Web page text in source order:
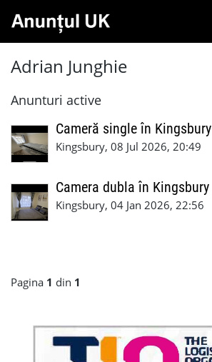
Adrian Junghie
Anunturi active
Cameră single în Kingsbury
Kingsbury, 08 Jul 2026, 20:49
Camera dubla în Kingsbury
Kingsbury, 04 Jan 2026, 22:56
Pagina 1 din 1